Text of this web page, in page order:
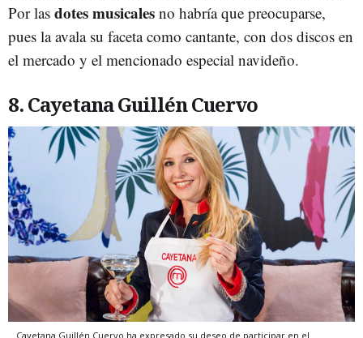
Por las dotes musicales no habría que preocuparse,
pues la avala su faceta como cantante, con dos discos en
el mercado y el mencionado especial navideño.
8. Cayetana Guillén Cuervo
Cayetana Guillén Cuervo ha expresado su deseo de participar en el